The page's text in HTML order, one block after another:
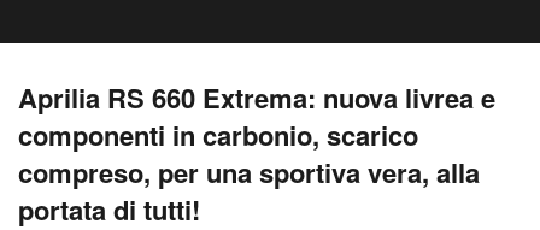
Aprilia RS 660 Extrema: nuova livrea e
componenti in carbonio, scarico
compreso, per una sportiva vera, alla
portata di tutti!